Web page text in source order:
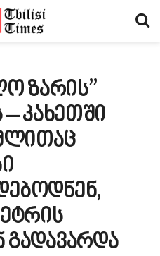
ზარის”
– კახეთში
გადავარდა